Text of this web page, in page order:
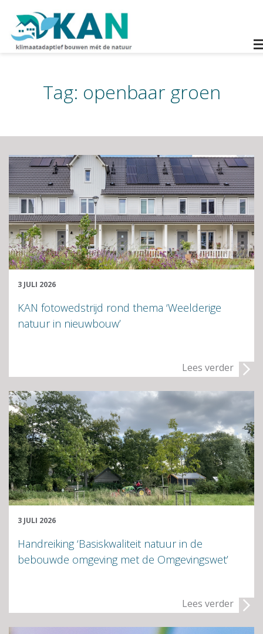
Tag: openbaar groen
3 JULI 2026
KAN fotowedstrijd rond thema ‘Weelderige
natuur in nieuwbouw’
Lees verder
3 JULI 2026
Handreiking ‘Basiskwaliteit natuur in de
bebouwde omgeving met de Omgevingswet’
Lees verder